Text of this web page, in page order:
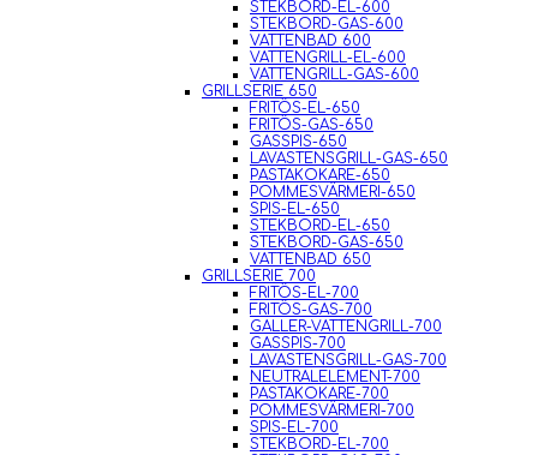
STEKBORD-EL-600
STEKBORD-GAS-600
VATTENBAD 600
VATTENGRILL-EL-600
VATTENGRILL-GAS-600
GRILLSERIE 650
FRITÖS-EL-650
FRITÖS-GAS-650
GASSPIS-650
LAVASTENSGRILL-GAS-650
PASTAKOKARE-650
POMMESVÄRMERI-650
SPIS-EL-650
STEKBORD-EL-650
STEKBORD-GAS-650
VATTENBAD 650
GRILLSERIE 700
FRITÖS-EL-700
FRITÖS-GAS-700
GALLER-VATTENGRILL-700
GASSPIS-700
LAVASTENSGRILL-GAS-700
NEUTRALELEMENT-700
PASTAKOKARE-700
POMMESVÄRMERI-700
SPIS-EL-700
STEKBORD-EL-700